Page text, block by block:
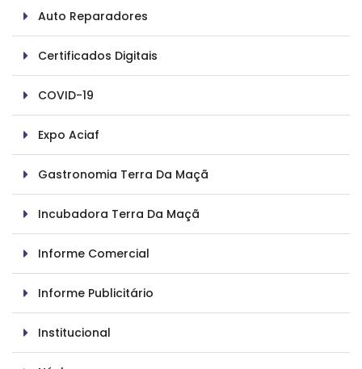
Auto Reparadores
Certificados Digitais
COVID-19
Expo Aciaf
Gastronomia Terra Da Maçã
Incubadora Terra Da Maçã
Informe Comercial
Informe Publicitário
Institucional